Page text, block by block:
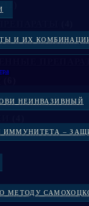
И ИХ
НЕИНВАЗИВНЫЙ
ИММУНИТЕТА –
МЕТОДУ
КИШЕЧНЫЙ
КОСТЕЙ